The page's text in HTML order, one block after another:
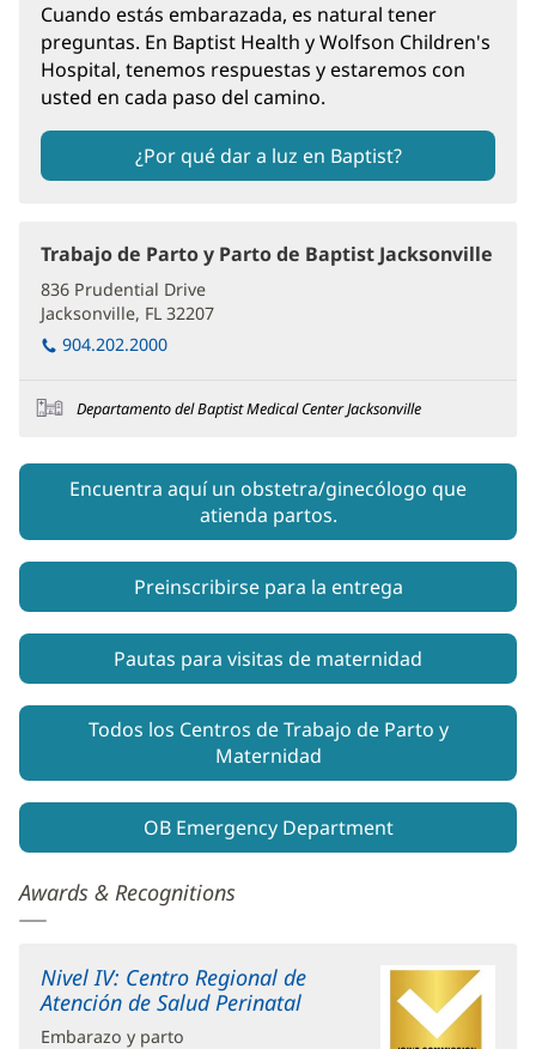
Cuando estás embarazada, es natural tener
preguntas. En Baptist Health y Wolfson Children's
Hospital, tenemos respuestas y estaremos con
usted en cada paso del camino.
¿Por qué dar a luz en Baptist?
Trabajo de Parto y Parto de Baptist Jacksonville
836 Prudential Drive
Jacksonville, FL 32207
ventana
904.202.2000
Departamento del Baptist Medical Center Jacksonville
Encuentra aquí un obstetra/ginecólogo que
atienda partos.
Preinscribirse para la entrega
Pautas para visitas de maternidad
Todos los Centros de Trabajo de Parto y
Maternidad
OB Emergency Department
Awards & Recognitions
Nivel IV: Centro Regional de
Atención de Salud Perinatal
Embarazo y parto